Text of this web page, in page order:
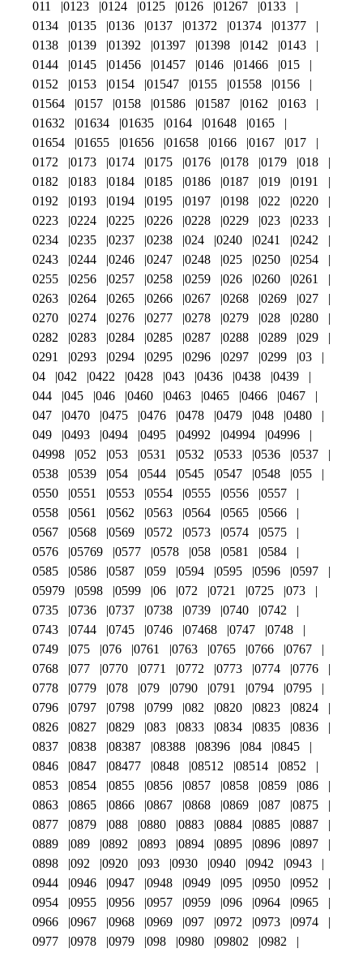
011 0123 0124 0125 0126 01267
0133
0134
0135 0136 0137 01372 01374
01377
0138
0139 01392 01397 01398 0142
0143
0144
0145 01456 01457 0146 01466
015
0152
0153 0154 01547 0155 01558
0156
01564
0157 0158 01586 01587 0162
0163
01632
01634 01635 0164 01648
0165
01654
01655 01656 01658 0166 0167
017
0172
0173 0174 0175 0176 0178 0179
018
0182
0183 0184 0185 0186 0187 019
0191
0192
0193 0194 0195 0197 0198 022
0220
0223
0224 0225 0226 0228 0229 023
0233
0234
0235 0237 0238 024 0240 0241
0242
0243
0244 0246 0247 0248 025 0250
0254
0255
0256 0257 0258 0259 026 0260
0261
0263
0264 0265 0266 0267 0268 0269
027
0270
0274 0276 0277 0278 0279 028
0280
0282
0283 0284 0285 0287 0288 0289
029
0291
0293 0294 0295 0296 0297 0299
03
04
042 0422 0428 043 0436 0438
0439
044
045 046 0460 0463 0465 0466
0467
047
0470 0475 0476 0478 0479 048
0480
049
0493 0494 0495 04992 04994
04996
04998
052 053 0531 0532 0533 0536
0537
0538
0539 054 0544 0545 0547 0548
055
0550
0551 0553 0554 0555 0556
0557
0558
0561 0562 0563 0564 0565
0566
0567
0568 0569 0572 0573 0574
0575
0576
05769 0577 0578 058 0581
0584
0585
0586 0587 059 0594 0595 0596
0597
05979
0598 0599 06 072 0721 0725
073
0735
0736 0737 0738 0739 0740
0742
0743
0744 0745 0746 07468 0747
0748
0749
075 076 0761 0763 0765 0766
0767
0768
077 0770 0771 0772 0773 0774
0776
0778
0779 078 079 0790 0791 0794
0795
0796
0797 0798 0799 082 0820 0823
0824
0826
0827 0829 083 0833 0834 0835
0836
0837
0838 08387 08388 08396 084
0845
0846
0847 08477 0848 08512 08514
0852
0853
0854 0855 0856 0857 0858 0859
086
0863
0865 0866 0867 0868 0869 087
0875
0877
0879 088 0880 0883 0884 0885
0887
0889
089 0892 0893 0894 0895 0896
0897
0898
092 0920 093 0930 0940 0942
0943
0944
0946 0947 0948 0949 095 0950
0952
0954
0955 0956 0957 0959 096 0964
0965
0966
0967 0968 0969 097 0972 0973
0974
0977
0978 0979 098 0980 09802
0982